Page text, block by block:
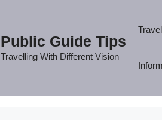
Public Guide Tips
Travelling With Different Vision